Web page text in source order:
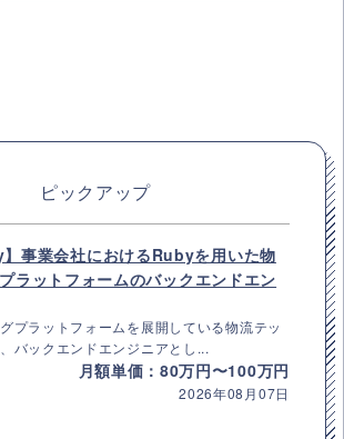
ピックアップ
】事業会社におけるRubyを用いた物
ラットフォームのバックエンドエン
プラットフォームを展開している物流テッ
バックエンドエンジニアとし...
月額単価：80万円〜100万円
2026年08月07日